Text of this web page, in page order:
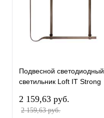
Подвесной светодиодный
светильник Loft IT Strong
2 159,63 pуб.
2 159,63 pуб.